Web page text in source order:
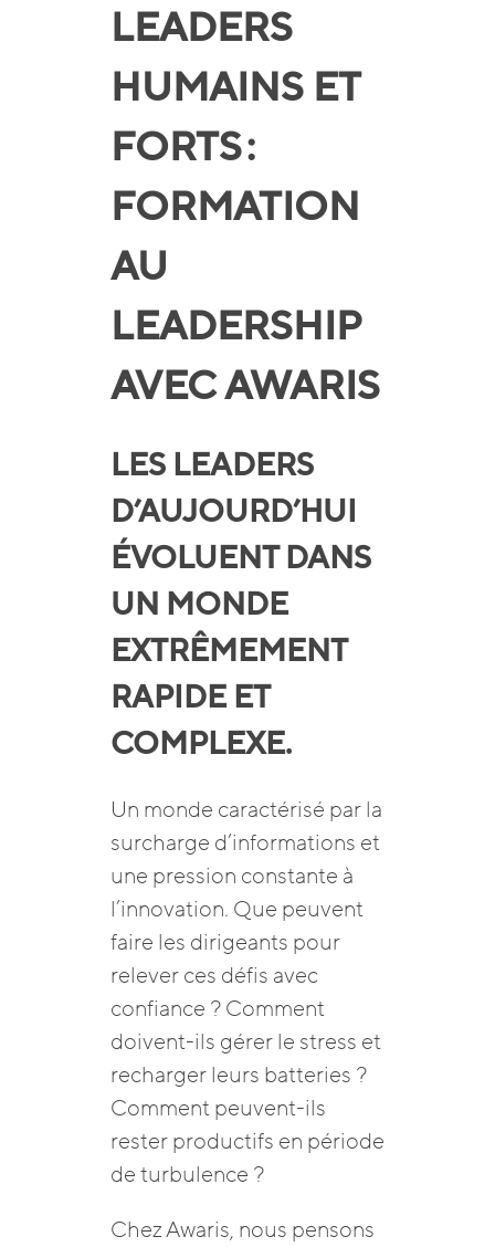
LEADERS
HUMAINS ET
FORTS :
FORMATION
AU
LEADERSHIP
AVEC AWARIS
LES LEADERS
D’AUJOURD’HUI
ÉVOLUENT DANS
UN MONDE
EXTRÊMEMENT
RAPIDE ET
COMPLEXE.
Un monde caractérisé par la
surcharge d’informations et
une pression constante à
l’innovation. Que peuvent
faire les dirigeants pour
relever ces défis avec
confiance ? Comment
doivent-ils gérer le stress et
recharger leurs batteries ?
Comment peuvent-ils
rester productifs en période
de turbulence ?
Chez Awaris, nous pensons